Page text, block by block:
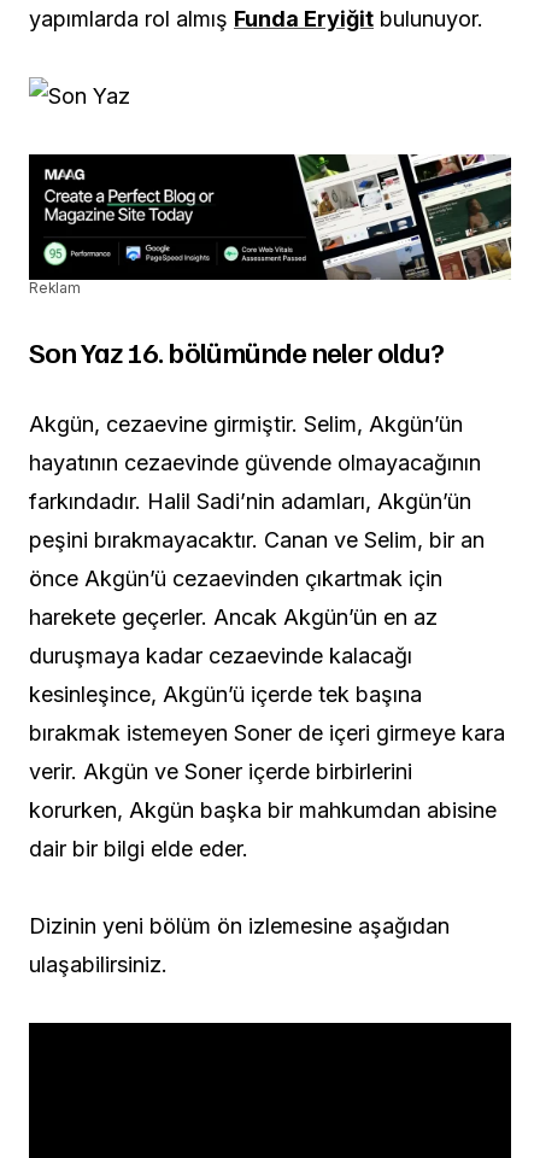
yapımlarda rol almış Funda Eryiğit bulunuyor.
Reklam
Son Yaz 16. bölümünde neler oldu?
Akgün, cezaevine girmiştir. Selim, Akgün’ün
hayatının cezaevinde güvende olmayacağının
farkındadır. Halil Sadi’nin adamları, Akgün’ün
peşini bırakmayacaktır. Canan ve Selim, bir an
önce Akgün’ü cezaevinden çıkartmak için
harekete geçerler. Ancak Akgün’ün en az
duruşmaya kadar cezaevinde kalacağı
kesinleşince, Akgün’ü içerde tek başına
bırakmak istemeyen Soner de içeri girmeye kara
verir. Akgün ve Soner içerde birbirlerini
korurken, Akgün başka bir mahkumdan abisine
dair bir bilgi elde eder.
Dizinin yeni bölüm ön izlemesine aşağıdan
ulaşabilirsiniz.